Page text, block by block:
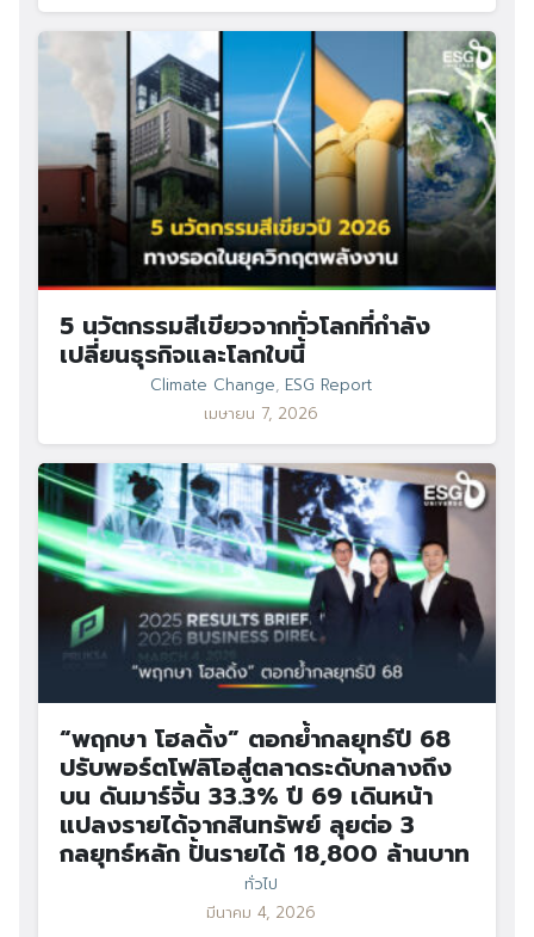
5 นวัตกรรมสีเขียวจากทั่วโลกที่กำลัง
เปลี่ยนธุรกิจและโลกใบนี้
Climate Change, ESG Report
เมษายน 7, 2026
“พฤกษา โฮลดิ้ง” ตอกย้ำกลยุทธ์ปี 68
ปรับพอร์ตโฟลิโอสู่ตลาดระดับกลางถึง
บน ดันมาร์จิ้น 33.3% ปี 69 เดินหน้า
แปลงรายได้จากสินทรัพย์ ลุยต่อ 3
กลยุทธ์หลัก ปั้นรายได้ 18,800 ล้านบาท
ทั่วไป
มีนาคม 4, 2026